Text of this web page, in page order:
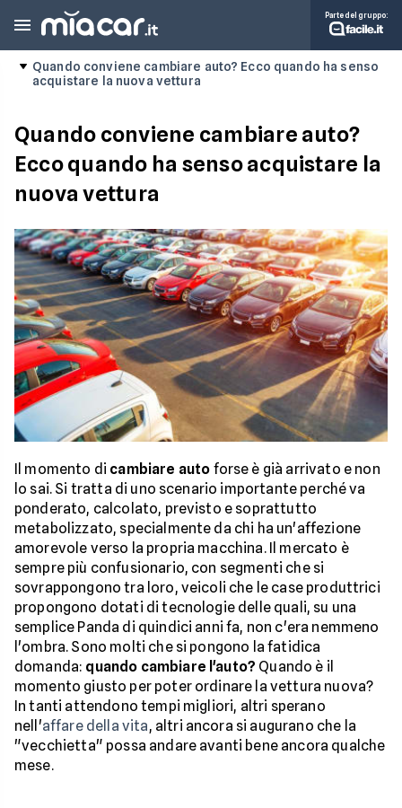
Parte del gruppo:
Quando conviene cambiare auto? Ecco quando ha senso
acquistare la nuova vettura
Quando conviene cambiare auto?
Ecco quando ha senso acquistare la
nuova vettura
Il momento di cambiare auto forse è già arrivato e non
lo sai. Si tratta di uno scenario importante perché va
ponderato, calcolato, previsto e soprattutto
metabolizzato, specialmente da chi ha un'affezione
amorevole verso la propria macchina. Il mercato è
sempre più confusionario, con segmenti che si
sovrappongono tra loro, veicoli che le case produttrici
propongono dotati di tecnologie delle quali, su una
semplice Panda di quindici anni fa, non c'era nemmeno
l'ombra. Sono molti che si pongono la fatidica
domanda: quando cambiare l'auto? Quando è il
momento giusto per poter ordinare la vettura nuova?
In tanti attendono tempi migliori, altri sperano
nell'affare della vita, altri ancora si augurano che la
"vecchietta" possa andare avanti bene ancora qualche
mese.